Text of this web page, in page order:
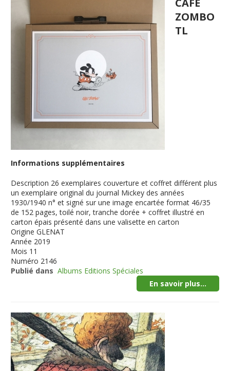
CAFE
ZOMBO
TL
Informations supplémentaires
Description 26 exemplaires couverture et coffret différent plus
un exemplaire original du journal Mickey des années
1930/1940 n° et signé sur une image encartée format 46/35
de 152 pages, toilé noir, tranche dorée + coffret illustré en
carton épais présenté dans une valisette en carton
Origine GLENAT
Année 2019
Mois 11
Numéro 2146
Publié dans Albums Editions Spéciales
En savoir plus...